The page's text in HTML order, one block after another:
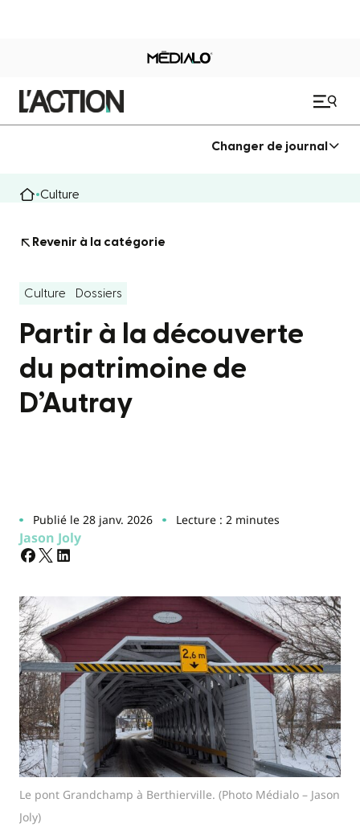
Changer de journal
Culture
Revenir à la catégorie
Culture Dossiers
Partir à la découverte
du patrimoine de
D’Autray
Publié le 28 janv. 2026 Lecture : 2 minutes
Jason Joly
Le pont Grandchamp à Berthierville. (Photo Médialo – Jason
Joly)